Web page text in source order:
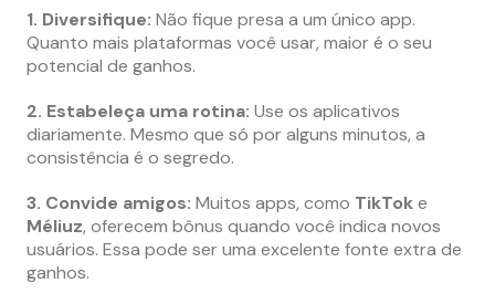
1. Diversifique: Não fique presa a um único app.
Quanto mais plataformas você usar, maior é o seu
potencial de ganhos.
2. Estabeleça uma rotina: Use os aplicativos
diariamente. Mesmo que só por alguns minutos, a
consistência é o segredo.
3. Convide amigos: Muitos apps, como TikToke
Méliuz, oferecem bônus quando você indica novos
usuários. Essa pode ser uma excelente fonte extra de
ganhos.